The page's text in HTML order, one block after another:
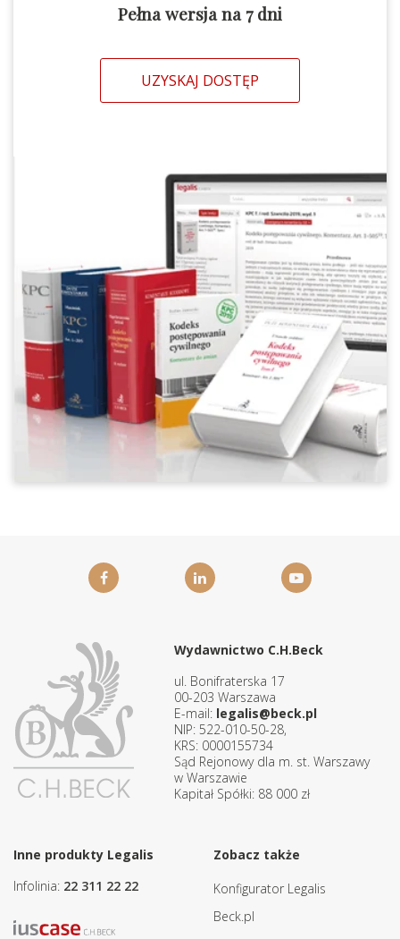
Pełna wersja na 7 dni
UZYSKAJ DOSTĘP
Wydawnictwo C.H.Beck
ul. Bonifraterska 17
00-203 Warszawa
E-mail: legalis@beck.pl
NIP: 522-010-50-28,
KRS: 0000155734
Sąd Rejonowy dla m. st. Warszawy
w Warszawie
Kapitał Spółki: 88 000 zł
Inne produkty Legalis
Infolinia: 22 311 22 22
Zobacz także
Konfigurator Legalis
Beck.pl